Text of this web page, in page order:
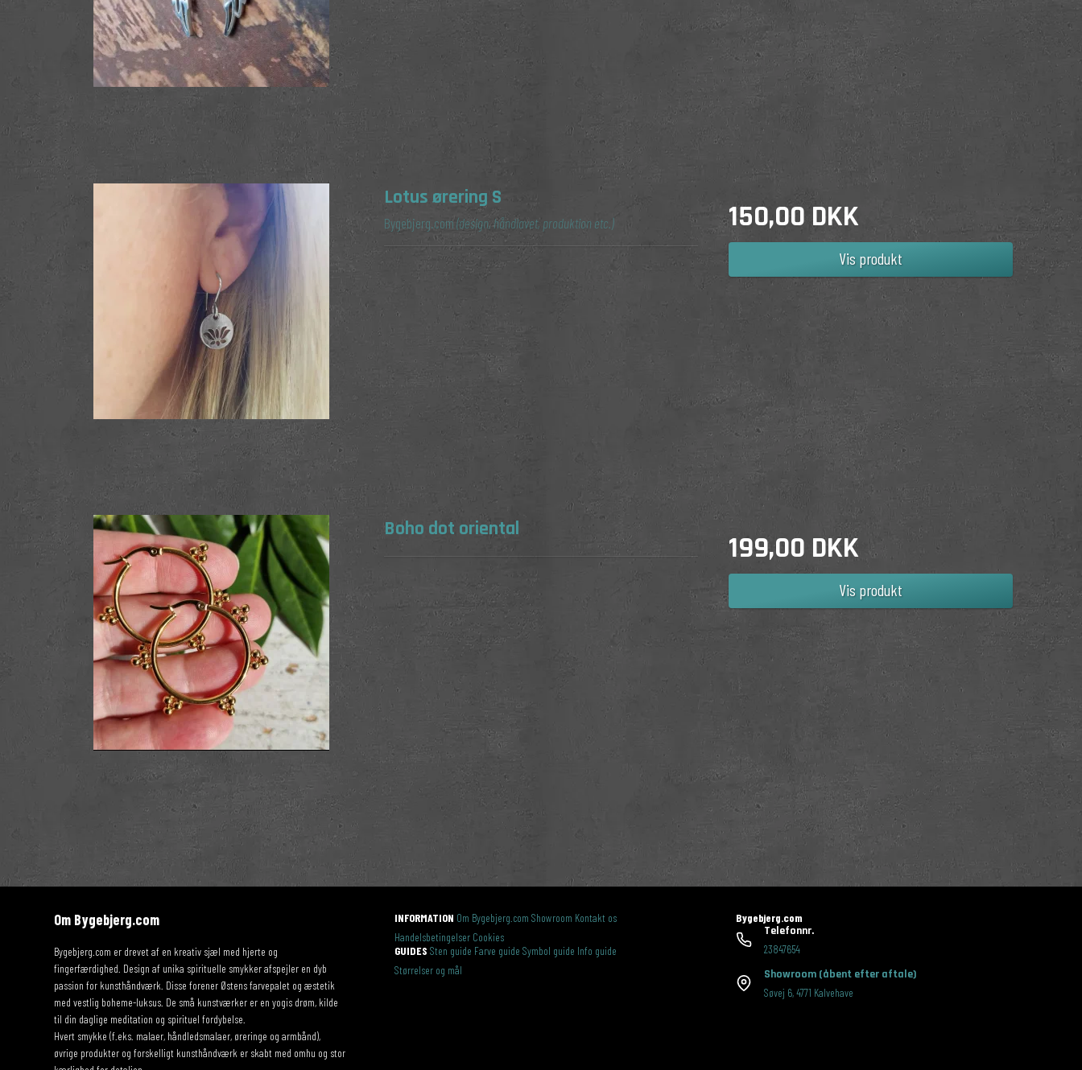
Lotus ørering S
Bygebjerg.com(design, håndlavet, produktion etc.) 150,00 DKK
Vis produkt
Boho dot oriental
199,00 DKK
Vis produkt
Om Bygebjerg.com
Bygebjerg.com er drevet af en kreativ sjæl med hjerte og
fingerfærdighed. Design af unika spirituelle smykker afspejler en dyb
passion for kunsthåndværk. Disse forener Østens farvepalet og æstetik
med vestlig boheme-luksus. De små kunstværker er en yogis drøm, kilde
til din daglige meditation og spirituel fordybelse.
Hvert smykke (f.eks. malaer, håndledsmalaer, øreringe og armbånd),
øvrige produkter og forskelligt kunsthåndværk er skabt med omhu og stor
INFORMATION Om Bygebjerg.com Showroom Kontakt os
Handelsbetingelser Cookies
GUIDES Sten guide Farve guide Symbol guide Info guide
Størrelser og mål
Bygebjerg.com
Telefonnr.
23847654
Showroom (åbent efter aftale)
Søvej 6,4771 Kalvehave